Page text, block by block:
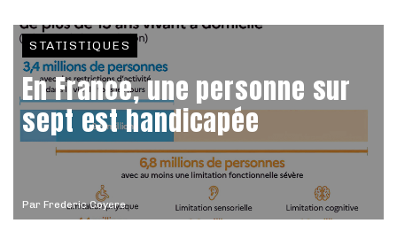
Par Frederic Coyere
STATISTIQUES
En France, une personne sur
sept est handicapée